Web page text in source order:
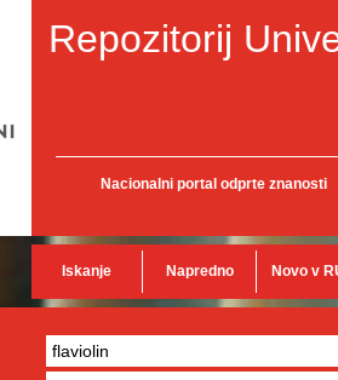
Repozitorij
Nacionalni portal odprte znanosti
Iskanje Napredno Novo v